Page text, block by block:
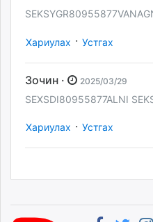
Хариулах · Устгах
Зочин · 2025/03/29
SEXSDI80955877ALNI
Хариулах · Устгах